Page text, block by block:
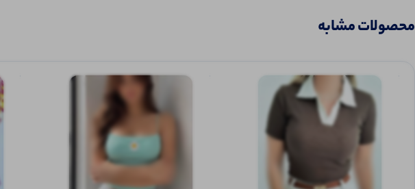
محصولات مشابه